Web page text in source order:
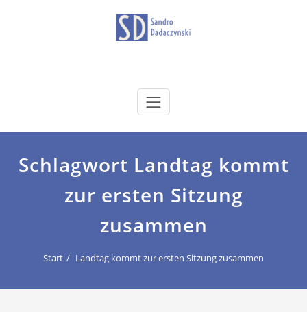
dadaczynski.de
Schlagwort Landtag kommt
zur ersten Sitzung
zusammen
Start Landtag kommt zur ersten Sitzung zusammen